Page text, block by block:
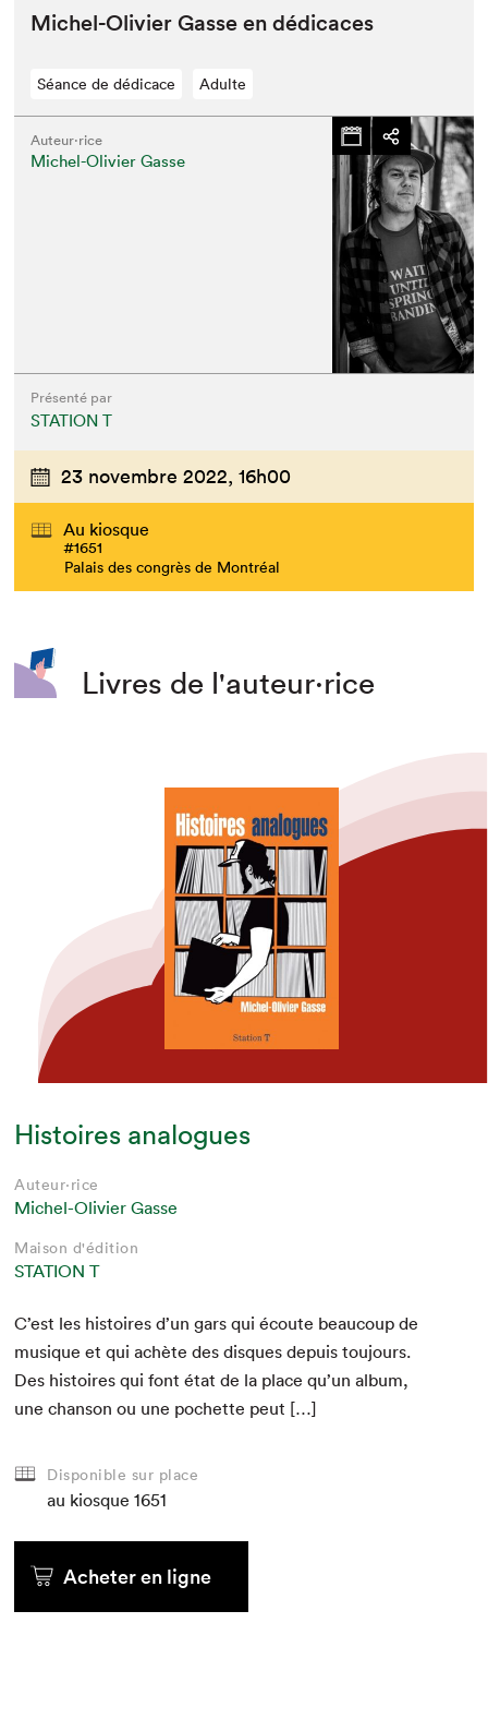
Michel-Olivi­er Gasse en dédicaces
Séance de dédicace Adulte
Auteur·rice
Michel-Olivier Gasse
Présenté par
STATION T
23 novembre 2022, 16h00
Au kiosque
#1651
Palais des congrès de Montréal
Livres de l'auteur·rice
Histoires analogues
Auteur·rice
Michel-Olivier Gasse
Maison d'édition
STATION T
C’est les his­toires d’un gars qui écoute beau­coup de
musique et qui achète des dis­ques depuis tou­jours.
Des his­toires qui font état de la place qu’un album,
une chan­son ou une pochette peut […]
Disponible sur place
au kiosque 1651
Acheter en ligne